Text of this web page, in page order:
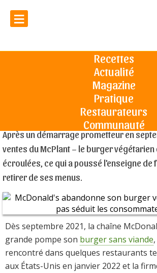
≡
Recettes
Actualité
Magazine
Pratique
Restaurateurs
Communauté
L'actu du sandwich
McDonald's
végétarien qui n'a pas séduit les consommateurs
McDonald's abandonne
végétarien qui n'a pas
consommateurs
Le 04/10/2022
Après un démarrage prometteur en
ventes du McPlant – le burger végétarien
écroulées, ce qui a poussé l'enseigne de
retirer de ses menus.
Dès septembre 2021, la chaîne
grande pompe son burger sans viande
rencontré dans quelques restaurants
aux États-Unis en janvier 2022 et la